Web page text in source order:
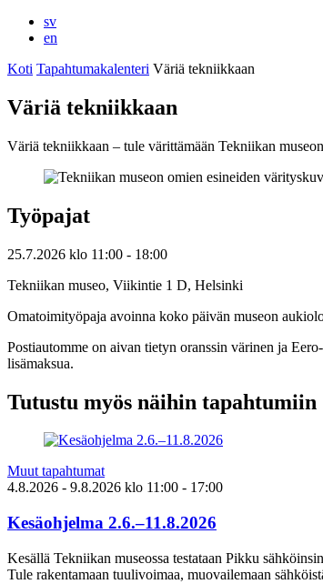
sv
en
Koti Tapahtumakalenteri Väriä tekniikkaan
Väriä tekniikkaan
Väriä tekniikkaan – tule värittämään Tekniikan
Työpajat
25.7.2026 klo 11:00 - 18:00
Tekniikan museo, Viikintie 1 D, Helsinki
Omatoimityöpaja avoinna koko päivän museon
Postiautomme on aivan tietyn oranssin värinen ja
lisämaksua.
Tutustu myös näihin tapahtumiin
Muut tapahtumat
4.8.2026 - 9.8.2026 klo 11:00 - 17:00
Kesäohjelma 2.6.–11.8.2026
Kesällä Tekniikan museossa testataan Pikku
Tule rakentamaan tuulivoimaa, muovailemaan